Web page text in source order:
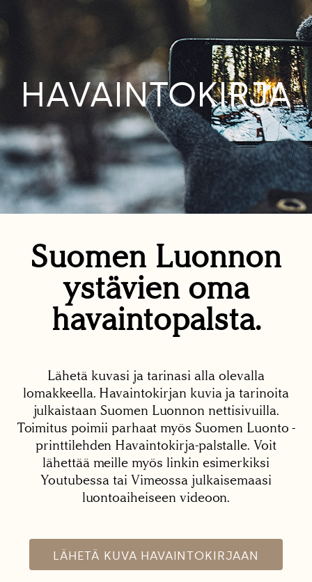
HAVAINTOKIRJA
Suomen Luonnon
ystävien oma
havaintopalsta.
Lähetä kuvasi ja tarinasi alla olevalla
lomakkeella. Havaintokirjan kuvia ja tarinoita
julkaistaan Suomen Luonnon nettisivuilla.
Toimitus poimii parhaat myös Suomen Luonto -
printtilehden Havaintokirja-palstalle. Voit
lähettää meille myös linkin esimerkiksi
Youtubessa tai Vimeossa julkaisemaasi
luontoaiheiseen videoon.
LÄHETÄ KUVA HAVAINTOKIRJAAN